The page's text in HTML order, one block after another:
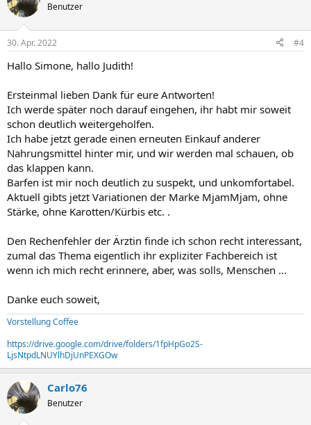
Benutzer
30. Apr. 2022 #4
Hallo Simone, hallo Judith!
Ersteinmal lieben Dank für eure Antworten!
Ich werde später noch darauf eingehen, ihr habt mir soweit
schon deutlich weitergeholfen.
Ich habe jetzt gerade einen erneuten Einkauf anderer
Nahrungsmittel hinter mir, und wir werden mal schauen, ob
das klappen kann.
Barfen ist mir noch deutlich zu suspekt, und unkomfortabel.
Aktuell gibts jetzt Variationen der Marke MjamMjam, ohne
Stärke, ohne Karotten/Kürbis etc. .
Den Rechenfehler der Ärztin finde ich schon recht interessant,
zumal das Thema eigentlich ihr expliziter Fachbereich ist
wenn ich mich recht erinnere, aber, was solls, Menschen ...
Danke euch soweit,
Vorstellung Coffee
https://drive.google.com/drive/folders/1fpHpGo2S-
LjsNtpdLNUYlhDjUnPEXGOw
Carlo76
Benutzer